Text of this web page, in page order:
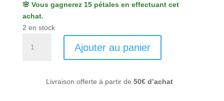
🌸 Vous gagnerez 15 pétales en effectuant cet
achat.
2 en stock
Ajouter au panier
Livraison offerte à partir de 50€ d’achat